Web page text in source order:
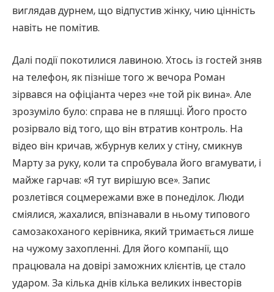
виглядав дурнем, що відпустив жінку, чию цінність
навіть не помітив.
Далі події покотилися лавиною. Хтось із гостей зняв
на телефон, як пізніше того ж вечора Роман
зірвався на офіціанта через «не той рік вина». Але
зрозуміло було: справа не в пляшці. Його просто
розірвало від того, що він втратив контроль. На
відео він кричав, жбурнув келих у стіну, смикнув
Марту за руку, коли та спробувала його вгамувати, і
майже гарчав: «Я тут вирішую все». Запис
розлетівся соцмережами вже в понеділок. Люди
сміялися, жахалися, впізнавали в ньому типового
самозакоханого керівника, який тримається лише
на чужому захопленні. Для його компанії, що
працювала на довірі заможних клієнтів, це стало
ударом. За кілька днів кілька великих інвесторів